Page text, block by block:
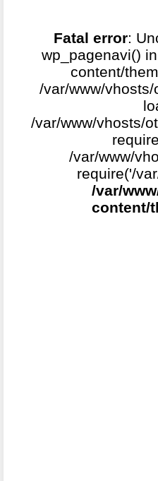
Fatal error:
wp_pagenavi()
content/
/var/www/
/var/www/vhosts/
/var/www/
require('/
/var/
content/